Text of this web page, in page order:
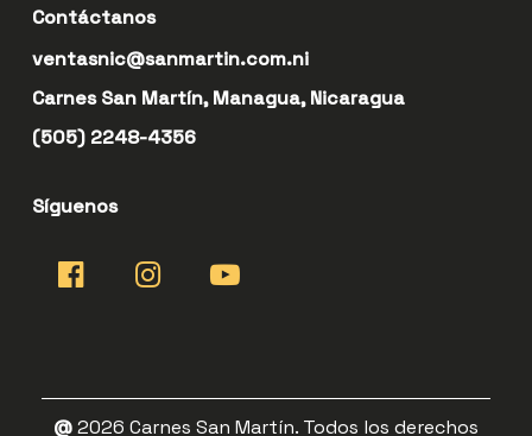
Contáctanos
ventasnic@sanmartin.com.ni
Carnes San Martín, Managua, Nicaragua
(505) 2248-4356
Síguenos
@2026 Carnes San Martín. Todos los derechos